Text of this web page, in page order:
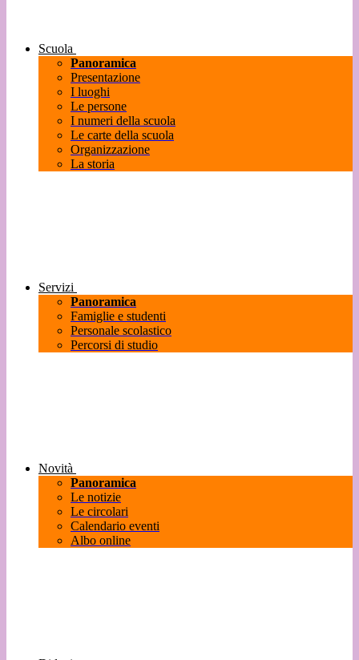
Scuola
Panoramica
Presentazione
I luoghi
Le persone
I numeri della scuola
Le carte della scuola
Organizzazione
La storia
Servizi
Panoramica
Famiglie e studenti
Personale scolastico
Percorsi di studio
Novità
Panoramica
Le notizie
Le circolari
Calendario eventi
Albo online